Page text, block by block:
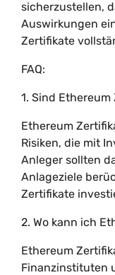
sicherzustellen,
Auswirkungen
Zertifikate
FAQ:
1. Sind
Ethereum
Risiken, die mit
Anleger sollten
Anlageziele
Zertifikate
2. Wo kann ich
Ethereum
Finanzinstituten